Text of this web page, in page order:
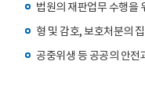
법원의 재판업무 수행을
형 및 감호, 보호처분의
공중위생 등 공공의 안전